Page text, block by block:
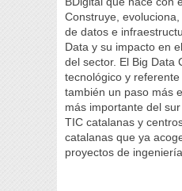
Construye,
de datos e
Data y su impacto en
del sector. El Big Data
tecnológico y
también un paso más
más importante del
TIC catalanas y
catalanas que ya
proyectos de